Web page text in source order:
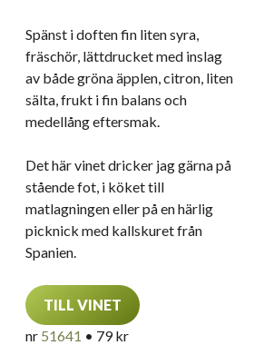
Spänst i doften fin liten syra,
fräschör, lättdrucket med inslag
av både gröna äpplen, citron, liten
sälta, frukt i fin balans och
medellång eftersmak.
Det här vinet dricker jag gärna på
stående fot, i köket till
matlagningen eller på en härlig
picknick med kallskuret från
Spanien.
TILL VINET
nr 51641 • 79 kr